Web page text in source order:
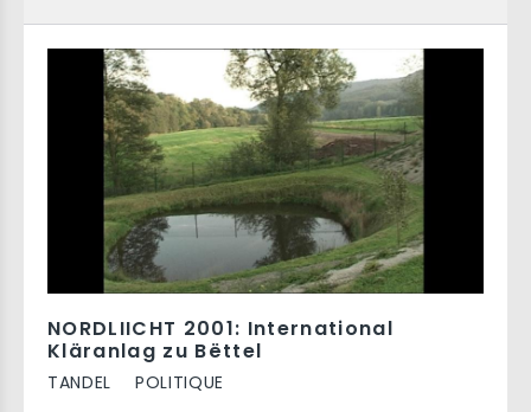
NORDLIICHT 2001: International
Kläranlag zu Bëttel
TANDEL POLITIQUE